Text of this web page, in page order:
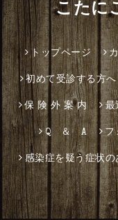
こたに
トップページ
初めて受診する方へ
保 険 外 案 内 最
Q ＆ A フ
感染症を疑う症状の